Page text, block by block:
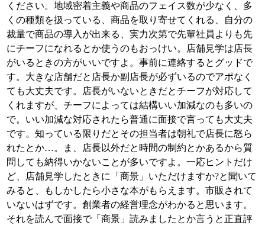
ください。地域密着主義や商品のフェイス数が少なく、多
くの種類を扱っている、商品を取り寄せてくれる、自分の
裁量で商品の導入が出来る、実力次第で先輩社員よりも先
にチーフになれるとか使うのもおっけい。店舗見学は店長
がいるときの方がいいですよ。事前に連絡するとグッドで
す。大きな店舗だと店長か副店長が必ずいるのでアポなく
ても大丈夫です。店長がいないときだとチーフが対応して
くれますが、チーフによっては結構いい加減なのも多いの
で。いい加減な対応されたら普通に面接で言っても大丈夫
です。知っている限りだとその担当者は朝礼で店長に怒ら
れたとか…。ま、店長以外だと時間の制約とかあるから質
問しても納得いかないことが多いですよ。一応ヒントだけ
ど、店舗見学したときに「商景」いただけますか?と聞いて
みると、もしかしたら小さな本がもらえます。市販されて
いないはずです。創業者の経営理念がわかると思います。
それを読んで面接で「商景」読みましたとか言うと正直評